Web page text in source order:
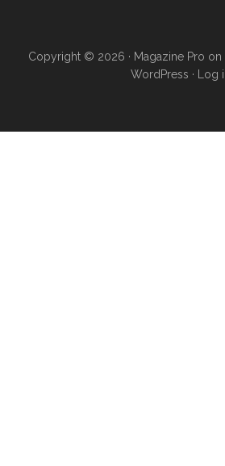
Copyright © 2026 · Magazine Pro on
WordPress · Log